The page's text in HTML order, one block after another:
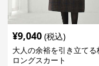
¥9,040 (税込)
大人の余裕を引き立てる
ロングスカート